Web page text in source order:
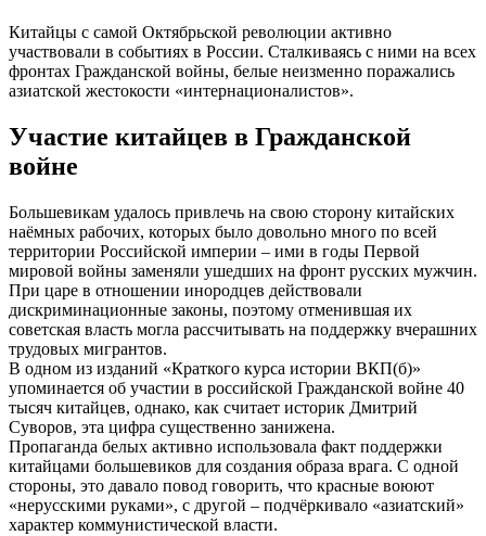
Китайцы с самой Октябрьской революции активно
участвовали в событиях в России. Сталкиваясь с ними на всех
фронтах Гражданской войны, белые неизменно поражались
азиатской жестокости «интернационалистов».
Участие китайцев в Гражданской
войне
Большевикам удалось привлечь на свою сторону китайских
наёмных рабочих, которых было довольно много по всей
территории Российской империи – ими в годы Первой
мировой войны заменяли ушедших на фронт русских мужчин.
При царе в отношении инородцев действовали
дискриминационные законы, поэтому отменившая их
советская власть могла рассчитывать на поддержку вчерашних
трудовых мигрантов.
В одном из изданий «Краткого курса истории ВКП(б)»
упоминается об участии в российской Гражданской войне 40
тысяч китайцев, однако, как считает историк Дмитрий
Суворов, эта цифра существенно занижена.
Пропаганда белых активно использовала факт поддержки
китайцами большевиков для создания образа врага. С одной
стороны, это давало повод говорить, что красные воюют
«нерусскими руками», с другой – подчёркивало «азиатский»
характер коммунистической власти.